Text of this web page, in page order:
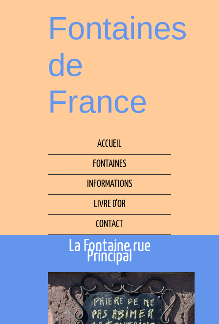
Fontaines
de
France
ACCUEIL
FONTAINES
INFORMATIONS
LIVRE D’OR
CONTACT
La Fontaine rue
Principal